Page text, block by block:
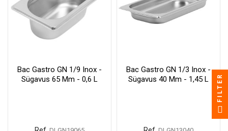
Bac Gastro GN 1/9 Inox -
Sügavus 65 Mm - 0,6 L
Bac Gastro GN 1/3 Inox -
Sügavus 40 Mm - 1,45 L
FILTER